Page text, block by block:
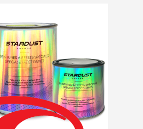
Paga en 4 plazos sin
Comparte tus
Gana puntos de
Devuelve los
5 € de descuento
Cupón de 10 € por